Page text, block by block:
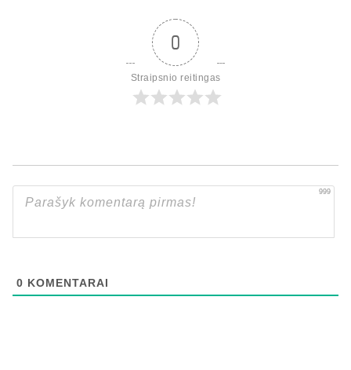
0
Straipsnio reitingas
999
0 KOMENTARAI